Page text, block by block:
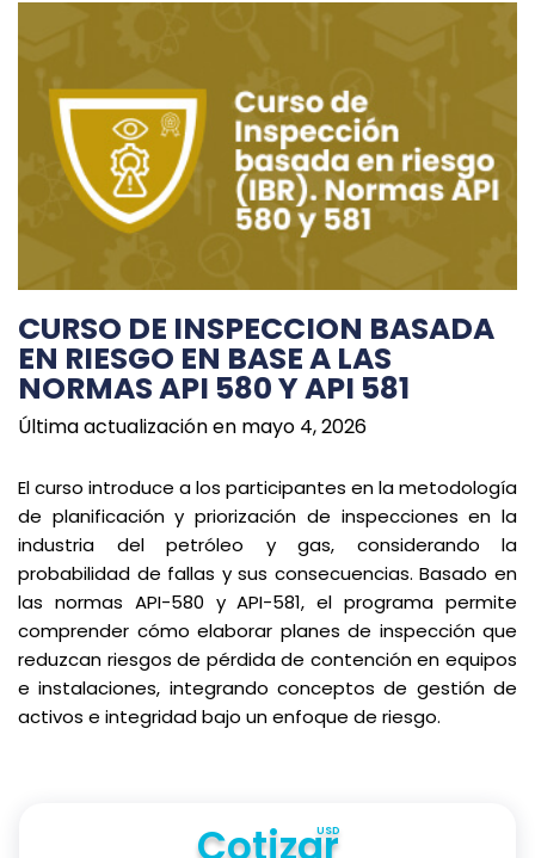
CURSO DE INSPECCION BASADA
EN RIESGO EN BASE A LAS
NORMAS API 580 Y API 581
Última actualización en mayo 4, 2026
El curso introduce a los participantes en la metodología
de planificación y priorización de inspecciones en la
industria del petróleo y gas, considerando la
probabilidad de fallas y sus consecuencias. Basado en
las normas API-580 y API-581, el programa permite
comprender cómo elaborar planes de inspección que
reduzcan riesgos de pérdida de contención en equipos
e instalaciones, integrando conceptos de gestión de
activos e integridad bajo un enfoque de riesgo.
Cotizar
USD